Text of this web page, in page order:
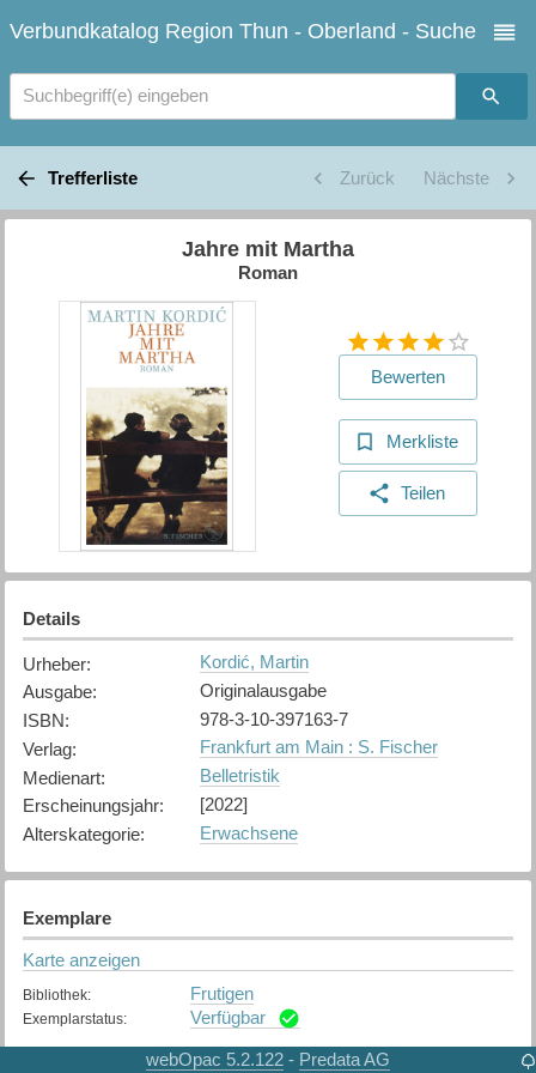
Verbundkatalog Region Thun - Oberland - Suche
Suchbegriff(e) eingeben
Trefferliste Zurück Nächste
Jahre mit Martha
Roman
Bewerten
Merkliste
Teilen
Details
Urheber:
Kordić, Martin
Ausgabe:
Originalausgabe
ISBN:
978-3-10-397163-7
Verlag:
Frankfurt am Main : S. Fischer
Medienart:
Belletristik
Erscheinungsjahr:
[2022]
Alterskategorie: Erwachsene
Exemplare
Karte anzeigen
Bibliothek: Frutigen
Exemplarstatus: Verfügbar
Hilterfingen
webOpac 5.2.122 - Predata AG